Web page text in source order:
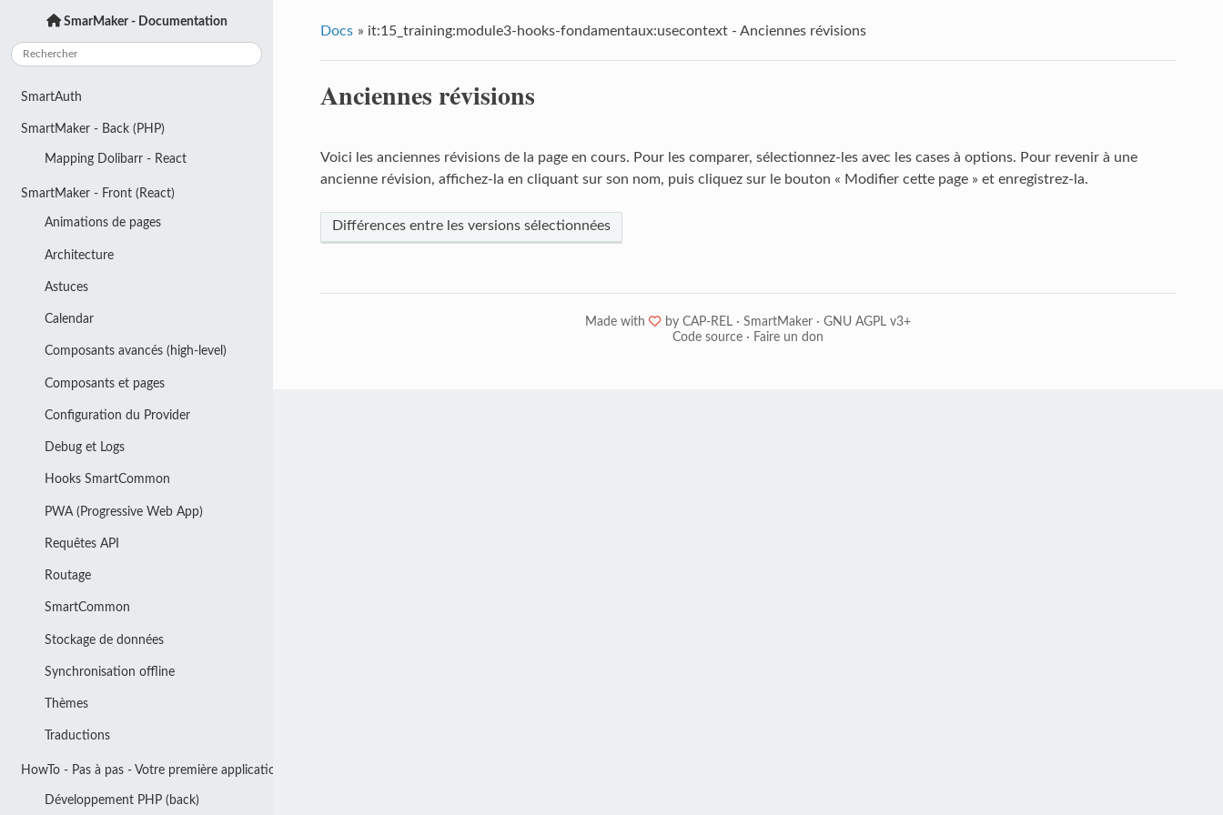
Docs » it:15_training:module3-hooks-fondamentaux:usecontext - Anciennes révisions
Anciennes révisions
Voici les anciennes révisions de la page en cours. Pour les comparer, sélectionnez-les avec les cases à options. Pour revenir à une
ancienne révision, affichez-la en cliquant sur son nom, puis cliquez sur le bouton « Modifier cette page » et enregistrez-la.
Différences entre les versions sélectionnées
Made with ❤ by CAP-REL · SmartMaker · GNU AGPL v3+
Code source · Faire un don
SmarMaker - Documentation
SmartAuth
SmartMaker - Back (PHP)
Mapping Dolibarr - React
SmartMaker - Front (React)
Animations de pages
Architecture
Astuces
Calendar
Composants avancés (high-level)
Composants et pages
Configuration du Provider
Debug et Logs
Hooks SmartCommon
PWA (Progressive Web App)
Requêtes API
Routage
SmartCommon
Stockage de données
Synchronisation offline
Thèmes
Traductions
HowTo - Pas à pas - Votre première application
Développement PHP (back)